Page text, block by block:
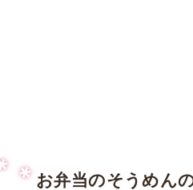
お弁当のそうめん